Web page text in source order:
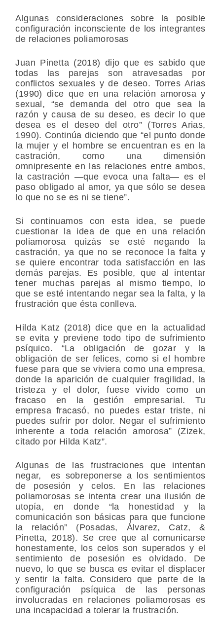
Algunas consideraciones sobre la posible
configuración inconsciente de los integrantes
de relaciones poliamorosas
Juan Pinetta (2018) dijo que es sabido que
todas las parejas son atravesadas por
conflictos sexuales y de deseo. Torres Arias
(1990) dice que en una relación amorosa y
sexual, “se demanda del otro que sea la
razón y causa de su deseo, es decir lo que
desea es el deseo del otro” (Torres Arias,
1990). Continúa diciendo que “el punto donde
la mujer y el hombre se encuentran es en la
castración, como una dimensión
omnipresente en las relaciones entre ambos,
la castración —que evoca una falta— es el
paso obligado al amor, ya que sólo se desea
lo que no se es ni se tiene”.
Si continuamos con esta idea, se puede
cuestionar la idea de que en una relación
poliamorosa quizás se esté negando la
castración, ya que no se reconoce la falta y
se quiere encontrar toda satisfacción en las
demás parejas. Es posible, que al intentar
tener muchas parejas al mismo tiempo, lo
que se esté intentando negar sea la falta, y la
frustración que ésta conlleva.
Hilda Katz (2018) dice que en la actualidad
se evita y previene todo tipo de sufrimiento
psíquico. “La obligación de gozar y la
obligación de ser felices, como si el hombre
fuese para que se viviera como una empresa,
donde la aparición de cualquier fragilidad, la
tristeza y el dolor, fuese vivido como un
fracaso en la gestión empresarial. Tu
empresa fracasó, no puedes estar triste, ni
puedes sufrir por dolor. Negar el sufrimiento
inherente a toda relación amorosa” (Zizek,
citado por Hilda Katz”.
Algunas de las frustraciones que intentan
negar,
es sobreponerse a los sentimientos
de posesión y celos. En las relaciones
poliamorosas se intenta crear una ilusión de
utopía, en donde “la honestidad y la
comunicación son básicas para que funcione
la relación” (Posadas, Álvarez, Catz, &
Pinetta, 2018). Se cree que al comunicarse
honestamente, los celos son superados y el
sentimiento de posesión es olvidado. De
nuevo, lo que se busca es evitar el displacer
y sentir la falta. Considero que parte de la
configuración psíquica de las personas
involucradas en relaciones poliamorosas es
una incapacidad a tolerar la frustración.